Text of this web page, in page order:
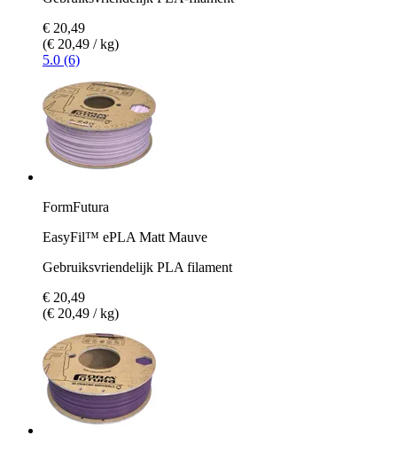
€ 20,49
(€ 20,49 / kg)
5.0 (6)
FormFutura
EasyFil™ ePLA Matt Mauve
Gebruiksvriendelijk PLA filament
€ 20,49
(€ 20,49 / kg)